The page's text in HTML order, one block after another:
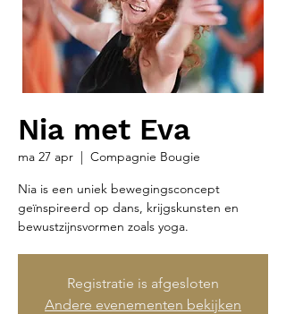
Nia met Eva
ma 27 apr
  |
Compagnie Bougie
Nia is een uniek bewegingsconcept
geïnspireerd op dans, krijgskunsten en
bewustzijnsvormen zoals yoga.
Registratie is afgesloten
Andere evenementen bekijken